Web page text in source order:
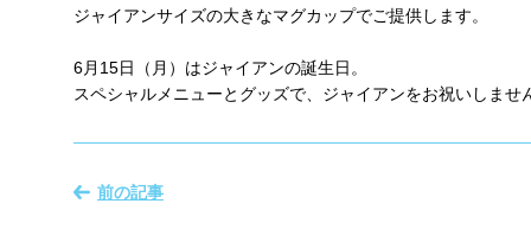
ジャイアンサイズの大きなマグカップでご提供します。
6月15日（月）はジャイアンの誕生日。
スペシャルメニューとグッズで、ジャイアンをお祝いしませ
前の記事